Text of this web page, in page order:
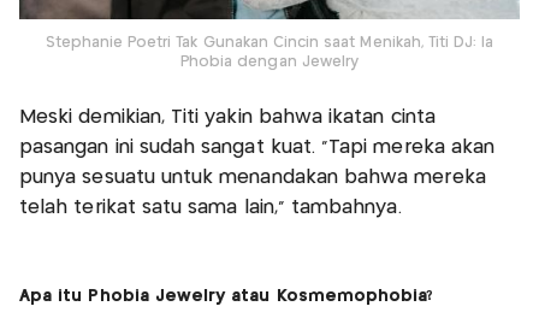
Stephanie Poetri Tak Gunakan Cincin saat Menikah, Titi DJ: Ia
Phobia dengan Jewelry
Meski demikian, Titi yakin bahwa ikatan cinta
pasangan ini sudah sangat kuat. "Tapi mereka akan
punya sesuatu untuk menandakan bahwa mereka
telah terikat satu sama lain,” tambahnya.
Apa itu Phobia Jewelry atau Kosmemophobia?